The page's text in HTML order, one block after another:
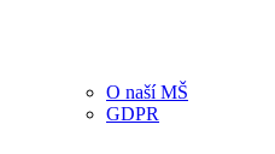
O naší MŠ
GDPR